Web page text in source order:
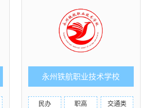
永州铁航职业技术学校
民办 职高 交通类